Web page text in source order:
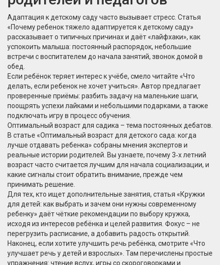
Адаптация к детскому саду часто вызывает стресс. Статья
«Почему ребенок тяжело адаптируется к детскому саду»
рассказывает о типичных причинах и даёт «лайфхаки», как
успокоить малыша: постоянный распорядок, небольшие
встречи с воспитателем до начала занятий, звонок домой в
обед.
Если ребёнок теряет интерес к учёбе, смело читайте «Что
делать, если ребенок не хочет учиться». Автор предлагает
проверенные приёмы: разбить задачу на маленькие шаги,
поощрять успехи лайками и небольшими подарками, а также
подключать игру в процесс обучения.
Оптимальный возраст для садика – тема постоянных дебатов.
В статье «Оптимальный возраст для детского сада: когда
лучше отдавать ребенка» собраны мнения экспертов и
реальные истории родителей. Вы узнаете, почему 3‑х летний
возраст часто считается лучшим для начала социализации, и
какие сигналы стоит обратить внимание, прежде чем
принимать решение.
Для тех, кто ищет дополнительные занятия, статья «Кружки
для детей: как выбрать и зачем они нужны современному
ребенку» даёт чёткие рекомендации по выбору кружка,
исходя из интересов ребёнка и целей развития. Фокус – не
перегрузить расписание, а добавить радость открытий.
Наконец, если хотите улучшить речь ребёнка, смотрите «Что
улучшает речь у детей и взрослых». Там перечислены простые
упражнения: чтение вслух, игры со скороговорками и